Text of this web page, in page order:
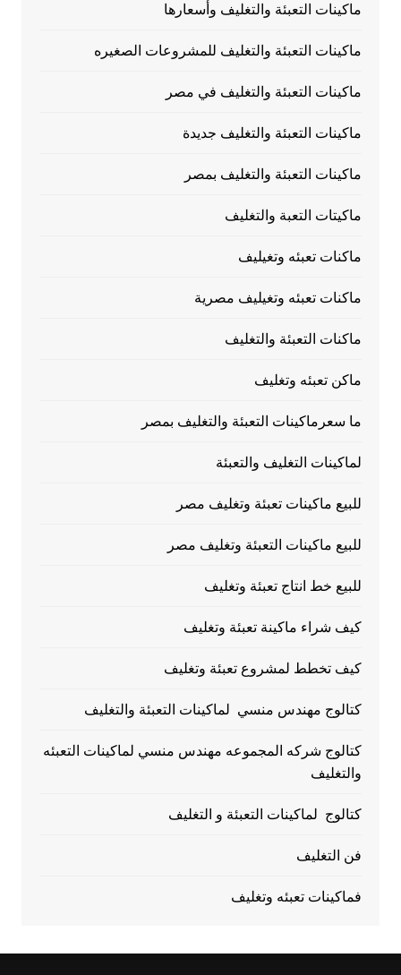
ماكينات التعبئة والتغليف وأسعارها
ماكينات التعبئة والتغليف للمشروعات الصغيره
ماكينات التعبئة والتغليف في مصر
ماكينات التعبئة والتغليف جديدة
ماكينات التعبئة والتغليف بمصر
ماكيتات التعبة والتغليف
ماكنات تعبئه وتغيليف
ماكنات تعبئه وتغيليف مصرية
ماكنات التعبئة والتغليف
ماكن تعبئه وتغليف
ما سعرماكينات التعبئة والتغليف بمصر
لماكينات التغليف والتعبئة
للبيع ماكينات تعبئة وتغليف مصر
للبيع ماكينات التعبئة وتغليف مصر
للبيع خط انتاج تعبئة وتغليف
كيف شراء ماكينة تعبئة وتغليف
كيف تخطط لمشروع تعبئة وتغليف
كتالوج مهندس منسي لماكينات التعبئة والتغليف
كتالوج شركه المجموعه مهندس منسي لماكينات التعبئه
والتغليف
كتالوج لماكينات التعبئة و التغليف
فن التغليف
فماكينات تعبئه وتغليف